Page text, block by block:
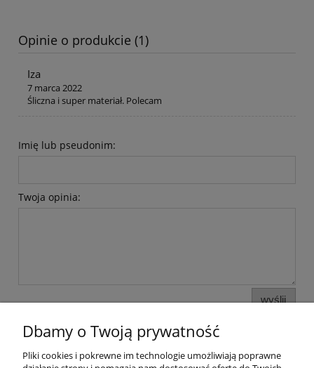
Opinie o produkcie (1)
Iza
7 marca 2022
Śliczna i super materiał. Polecam
Imię lub pseudonim:
Twoja opinia:
wyślij
Informacje i pomoc
Dbamy o Twoją prywatność
Pliki cookies i pokrewne im technologie umożliwiają poprawne